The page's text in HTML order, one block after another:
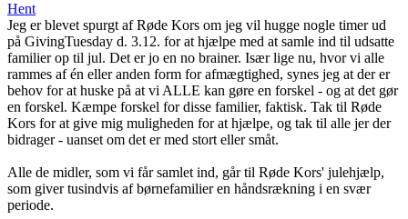
Hent
Jeg er blevet spurgt af Røde Kors om jeg vil hugge nogle timer ud
på GivingTuesday d. 3.12. for at hjælpe med at samle ind til udsatte
familier op til jul. Det er jo en no brainer. Især lige nu, hvor vi alle
rammes af én eller anden form for afmægtighed, synes jeg at der er
behov for at huske på at vi ALLE kan gøre en forskel - og at det gør
en forskel. Kæmpe forskel for disse familier, faktisk. Tak til Røde
Kors for at give mig muligheden for at hjælpe, og tak til alle jer der
bidrager - uanset om det er med stort eller småt.
Alle de midler, som vi får samlet ind, går til Røde Kors' julehjælp,
som giver tusindvis af børnefamilier en håndsrækning i en svær
periode.